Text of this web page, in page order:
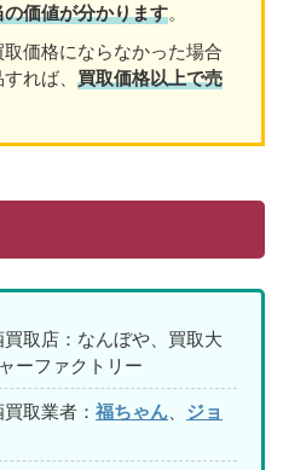
の価値が分かります。
価格にならなかった場合
れば、 買取価格以上で売
取店：なんぼや、買取大
ーファクトリー
取業者： 福ちゃん
ジョ